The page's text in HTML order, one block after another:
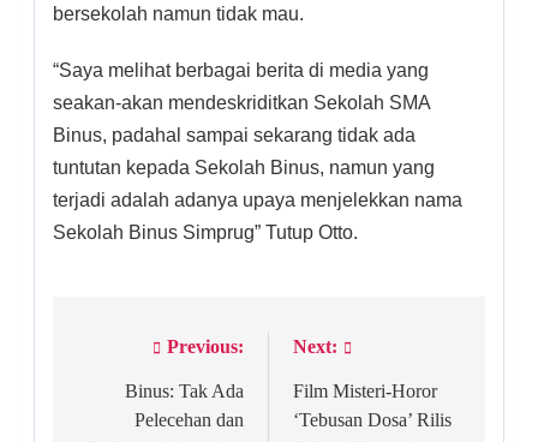
bersekolah namun tidak mau.
“Saya melihat berbagai berita di media yang
seakan-akan mendeskriditkan Sekolah SMA
Binus, padahal sampai sekarang tidak ada
tuntutan kepada Sekolah Binus, namun yang
terjadi adalah adanya upaya menjelekkan nama
Sekolah Binus Simprug” Tutup Otto.
navigation
Previous:
Binus: Tak Ada
Pelecehan dan
Next:
Film Misteri-Horor
‘Tebusan Dosa’ Rilis